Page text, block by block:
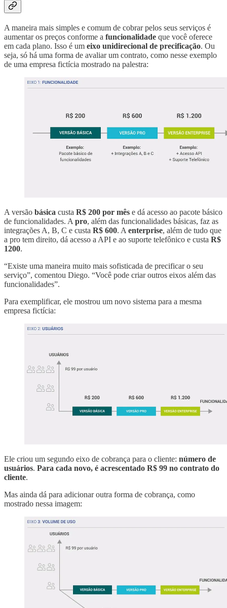
A maneira mais simples e comum de cobrar pelos seus serviços é
aumentar os preços conforme a funcionalidade que você oferece
em cada plano. Isso é um eixo unidirecional de precificação. Ou
seja, só há uma forma de avaliar um contrato, como nesse exemplo
de uma empresa fictícia mostrado na palestra:
A versão básica custa R$ 200 por mês e dá acesso ao pacote básico
de funcionalidades. Apro, além das funcionalidades básicas, faz as
integrações A, B, C e custa R$ 600. Aenterprise, além de tudo que
a pro tem direito, dá acesso a API e ao suporte telefônico e custa R$
1200.
“Existe uma maneira muito mais sofisticada de precificar o seu
serviço”, comentou Diego. “Você pode criar outros eixos além das
funcionalidades”.
Para exemplificar, ele mostrou um novo sistema para a mesma
empresa fictícia:
Ele criou um segundo eixo de cobrança para o cliente: número de
usuários. Para cada novo, é acrescentado R$ 99 no contrato do
cliente.
Mas ainda dá para adicionar outra forma de cobrança, como
mostrado nessa imagem: